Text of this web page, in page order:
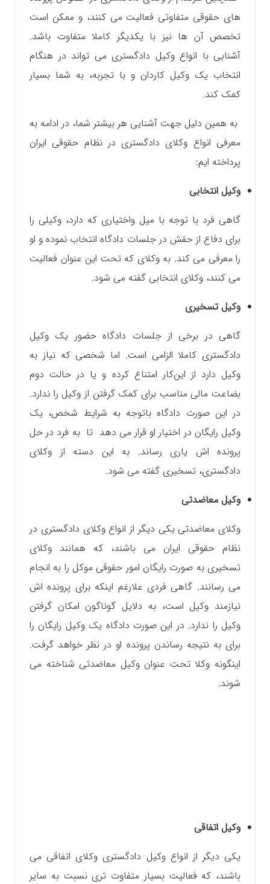
های حقوقی متفاوتی فعالیت می کنند، و ممکن است
تخصص آن ها نیز با یکدیگر کاملا متفاوت باشد.
آشنایی با انواع وکیل دادگستری می تواند در هنگام
انتخاب یک‌ وکیل کاردان و با تجربه، به شما بسیار
کمک کند.
به همین دلیل جهت آشنایی هر بیشتر شما، در ادامه به
معرفی انواع وکلای دادگستری در نظام حقوقی ایران
پرداخته ایم:
وکیل انتخابی
گاهی فرد با توجه با میل و‌اختیاری که دارد، وکیلی را
برای دفاع از حقش در جلسات دادگاه انتخاب نموده و او
را معرفی می کند. به وکلای که تحت این عنوان فعالیت
می کنند، وکلای انتخابی گفته می شود.
وکیل تسخیری
گاهی در برخی از جلسات دادگاه حضور یک وکیل
دادگستری کاملا الزامی است. اما شخصی که نیاز به
وکیل دارد از این‌کار امتناع کرده و یا در حالت دوم
بضاعت مالی مناسب برای کمک گرفتن از وکیل را ندارد.
در این صورت دادگاه با‌توجه به شرایط شخص، یک
وکیل رایگان در اختیار او قرار می دهد تا به فرد در حل
پرونده اش یاری رساند. به این دسته از وکلای
دادگستری، تسخیری گفته می شود.
وکیل معاضدتی
وکلای معاضدتی یکی دیگر از انواع وکلای دادگستری در
نظام حقوقی ایران می باشند، که همانند وکلای
تسخیری به صورت رایگان امور حقوقی موکل را‌ به انجام
می رسانند. گاهی فردی علارغم اینکه برای پرونده اش
نیازمند وکیل است، به دلایل گوناگون امکان گرفتن
وکیل را ندارد. در این صورت دادگاه یک وکیل رایگان را
برای به نتیجه رساندن پرونده او در نظر خواهد گرفت.
اینگونه وکلا تحت‌ عنوان وکیل معاضدتی شناخته می
شوند.
وکیل اتفاقی
یکی دیگر از انواع وکیل دادگستری وکلای اتفاقی می
باشند، که فعالیت بسیار متفاوت تری نسبت به سایر